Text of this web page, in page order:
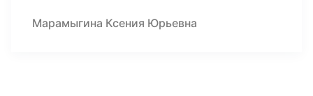
Марамыгина Ксения Юрьевна